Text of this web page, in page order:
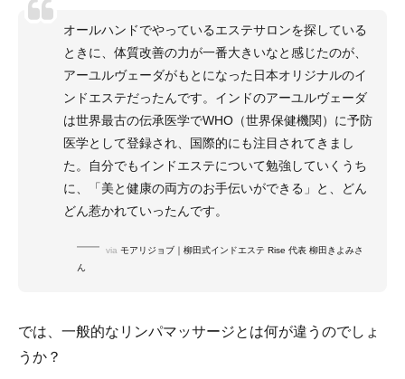
オールハンドでやっているエステサロンを探している
ときに、体質改善の力が一番大きいなと感じたのが、
アーユルヴェーダがもとになった日本オリジナルのイ
ンドエステだったんです。インドのアーユルヴェーダ
は世界最古の伝承医学でWHO（世界保健機関）に予防
医学として登録され、国際的にも注目されてきまし
た。自分でもインドエステについて勉強していくうち
に、「美と健康の両方のお手伝いができる」と、どん
どん惹かれていったんです。
via モアリジョブ｜柳田式インドエステ Rise 代表 柳田きよみさ
ん
では、一般的なリンパマッサージとは何が違うのでしょ
うか？